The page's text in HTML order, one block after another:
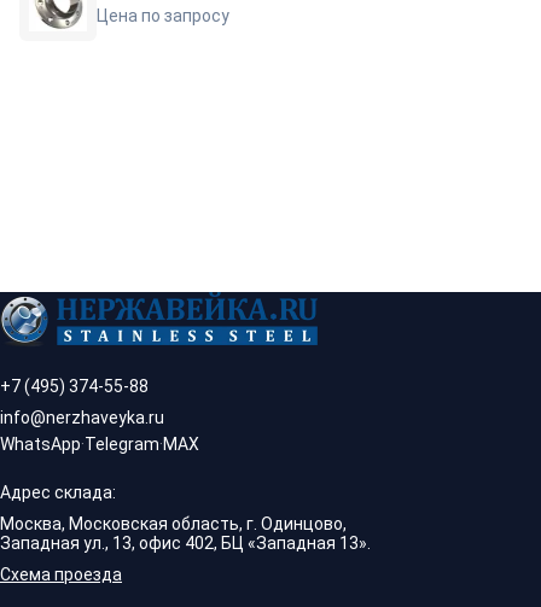
Цена по запросу
+7 (495) 374-55-88
info@nerzhaveyka.ru
WhatsApp·Telegram·MAX
Адрес склада:
Москва, Московская область, г. Одинцово,
Западная ул., 13, офис 402, БЦ «Западная 13».
Схема проезда